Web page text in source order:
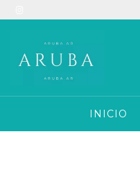
INICIO